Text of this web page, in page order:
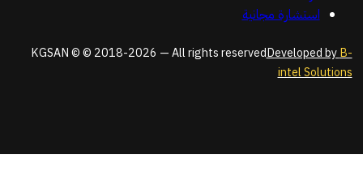
استشارة مجانية
KGSAN © © 2018-2026 — All rights reservedDeveloped byB-
intel Solutions